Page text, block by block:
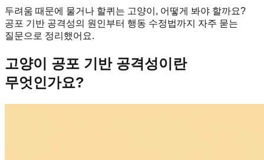
두려움 때문에 물거나 할퀴는 고양이, 어떻게 봐야 할까요?
공포 기반 공격성의 원인부터 행동 수정법까지 자주 묻는
질문으로 정리했어요.
고양이 공포 기반 공격성이란
무엇인가요?